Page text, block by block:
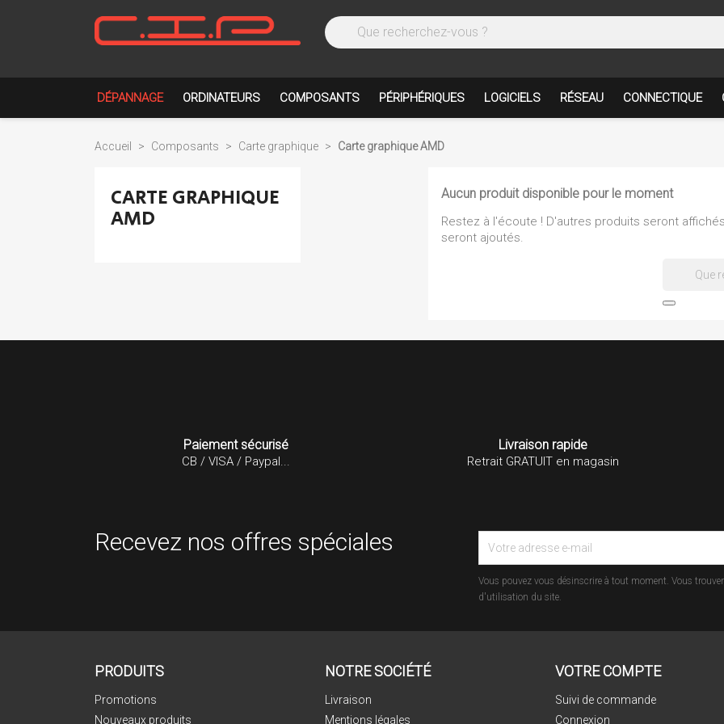
DÉPANNAGE ORDINATEURS COMPOSANTS PÉRIPHÉRIQUES LOGICIELS RÉSEAU CONNECTIQUE
Accueil Composants Carte graphique Carte graphique AMD
CARTE GRAPHIQUE
AMD
Aucun produit disponible pour le moment
Restez à l'écoute ! D'autres produits seront
seront ajoutés.
Paiement sécurisé
CB / VISA / Paypal...
Livraison rapide
Retrait GRATUIT en magasin
Recevez nos offres spéciales
Vous pouvez vous désinscrire à tout moment. Vous
d'utilisation du site.
PRODUITS
Promotions
Nouveaux produits
NOTRE SOCIÉTÉ
Livraison
Mentions légales
VOTRE COMPTE
Suivi de commande
Connexion